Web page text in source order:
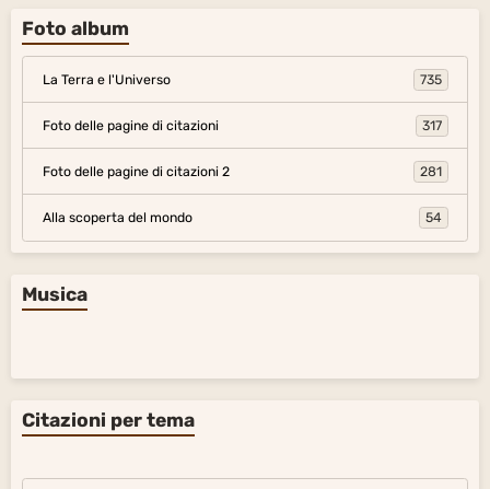
Foto album
La Terra e l'Universo 735
Foto delle pagine di citazioni 317
Foto delle pagine di citazioni 2 281
Alla scoperta del mondo 54
Musica
Citazioni per tema